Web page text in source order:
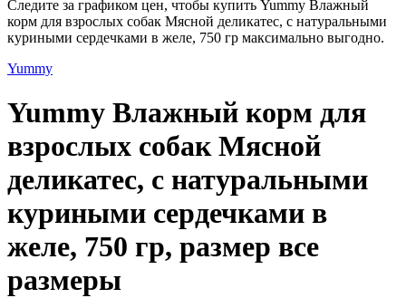
Следите за графиком цен, чтобы купить Yummy Влажный
корм для взрослых собак Мясной деликатес, с натуральными
куриными сердечками в желе, 750 гр максимально выгодно.
Yummy
Yummy Влажный корм для
взрослых собак Мясной
деликатес, с натуральными
куриными сердечками в
желе, 750 гр, размер все
размеры